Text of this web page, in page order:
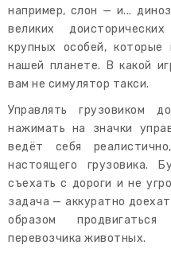
например, слон — и...
великих
крупных особей, которые
нашей планете. В какой
вам не симулятор такси.
Управлять грузовиком
нажимать на значки
ведёт себя
настоящего грузовика.
съехать с дороги и не
задача — аккуратно
образом
перевозчика животных.